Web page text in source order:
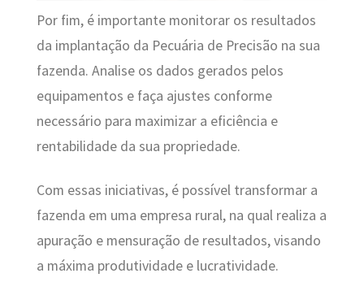
Por fim, é importante monitorar os resultados
da implantação da Pecuária de Precisão na sua
fazenda. Analise os dados gerados pelos
equipamentos e faça ajustes conforme
necessário para maximizar a eficiência e
rentabilidade da sua propriedade.
Com essas iniciativas, é possível transformar a
fazenda em uma empresa rural, na qual realiza a
apuração e mensuração de resultados, visando
a máxima produtividade e lucratividade.